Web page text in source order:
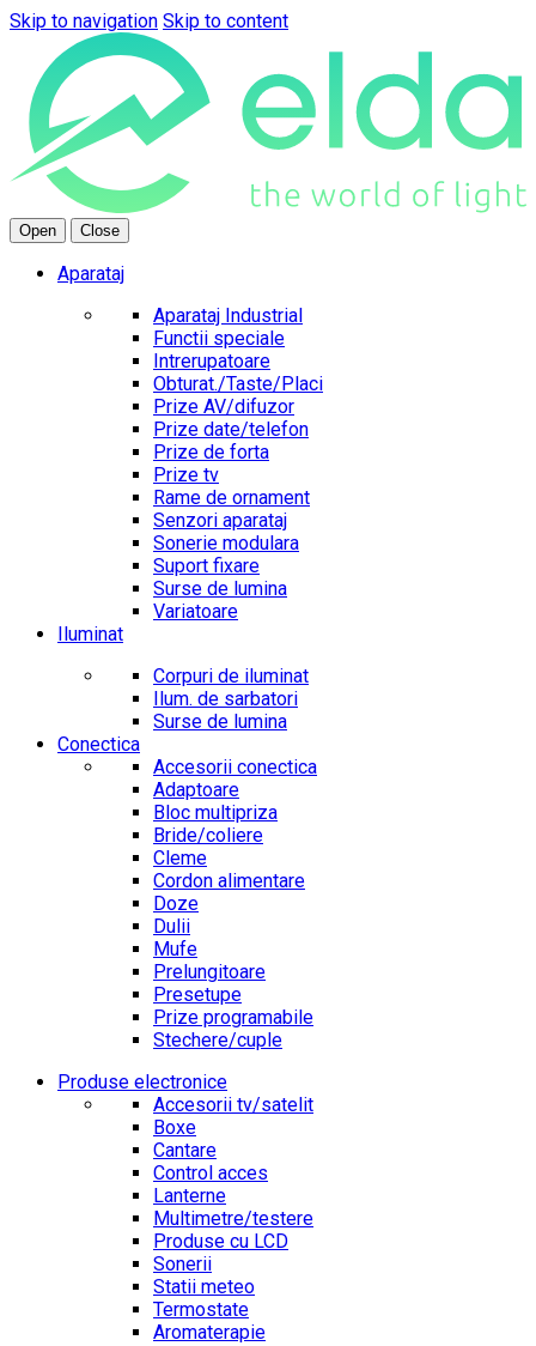
Skip to navigation Skip to content
Open Close
Aparataj
Aparataj Industrial
Functii speciale
Intrerupatoare
Obturat./Taste/Placi
Prize AV/difuzor
Prize date/telefon
Prize de forta
Prize tv
Rame de ornament
Senzori aparataj
Sonerie modulara
Suport fixare
Surse de lumina
Variatoare
Iluminat
Corpuri de iluminat
Ilum. de sarbatori
Surse de lumina
Conectica
Accesorii conectica
Adaptoare
Bloc multipriza
Bride/coliere
Cleme
Cordon alimentare
Doze
Dulii
Mufe
Prelungitoare
Presetupe
Prize programabile
Stechere/cuple
Produse electronice
Accesorii tv/satelit
Boxe
Cantare
Control acces
Lanterne
Multimetre/testere
Produse cu LCD
Sonerii
Statii meteo
Termostate
Aromaterapie